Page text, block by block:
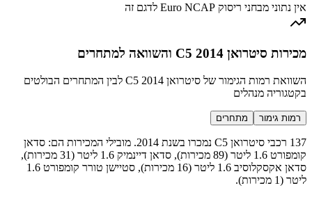
אין נתוני מבחני ריסוק Euro NCAP לדגם זה
מכירות סיטרואן C5 2014 והשוואה למתחרים
השוואת רמות הגימור של סיטרואן C5 2014 לבין המתחרים הבולטים
בקטגוריה מנהלים
רמות גימור מתחרים
137 רכבי סיטרואן C5 נמכרו בשנת 2014. מובילי המכירות הם: סדאן
קומפורט 1.6 ליטר (89 מכירות), סדאן דיינמיק 1.6 ליטר (31 מכירות),
סדאן אקסקלוסיב 1.6 ליטר (16 מכירות), סטיישן טורר קומפורט 1.6
ליטר (1 מכירות).